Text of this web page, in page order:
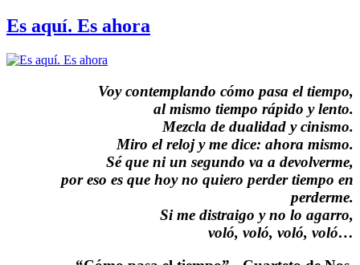
Es aquí. Es ahora
Voy contemplando cómo pasa el tiempo,
al mismo tiempo rápido y lento.
Mezcla de dualidad y cinismo.
Miro el reloj y me dice: ahora mismo.
Sé que ni un segundo va a devolverme,
por eso es que hoy no quiero perder tiempo en
perderme.
Si me distraigo y no lo agarro,
voló, voló, voló, voló…